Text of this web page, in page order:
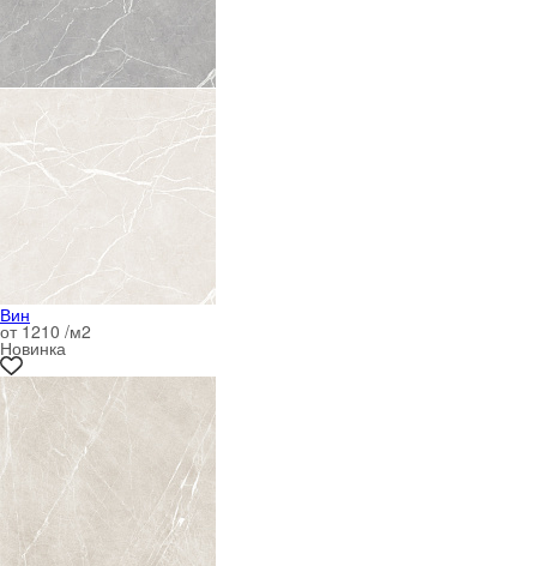
Вин
от 1210 /м2
Новинка